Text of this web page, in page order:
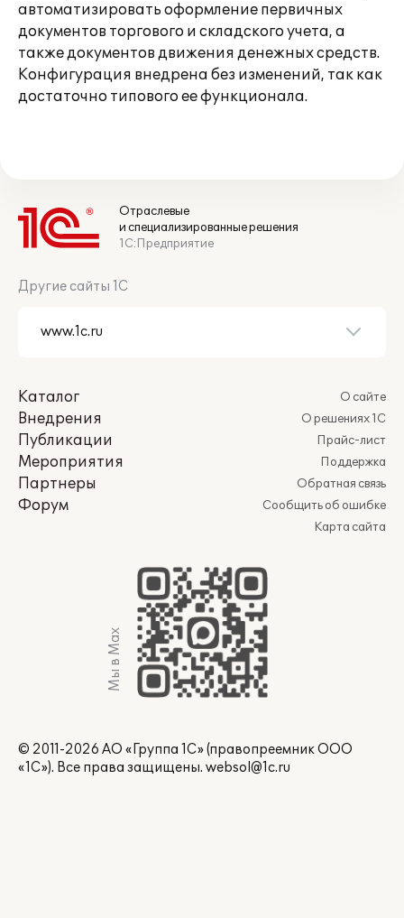
автоматизировать оформление первичных
документов торгового и складского учета, а
также документов движения денежных средств.
Конфигурация внедрена без изменений, так как
достаточно типового ее функционала.
Отраслевые
и специализированные решения
1С:Предприятие
Другие сайты 1С
Каталог
Внедрения
Публикации
Мероприятия
Партнеры
Форум
О сайте
О решениях 1С
Прайс-лист
Поддержка
Обратная связь
Сообщить об ошибке
Карта сайта
Мы в Max
© 2011-2026 АО «Группа 1С» (правопреемник ООО
«1С»). Все права защищены. websol@1c.ru